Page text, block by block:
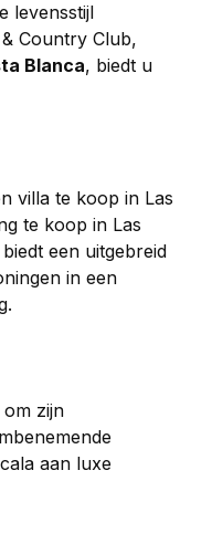
levensstijl
Country Club,
Blanca, biedt u
villa te koop in Las
te koop in Las
een uitgebreid
in een
om zijn
aan luxe